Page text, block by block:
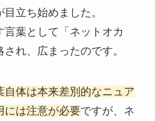
立ち始めました。
言葉として「ネットオカ
れ、広まったのです。
自体は本来差別的なニュア
には注意が必要ですが、ネ